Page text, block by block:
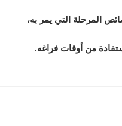
المرحلة التي يمر به،
من أوقات فراغه.